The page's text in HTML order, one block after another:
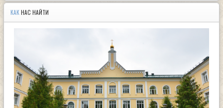
КАКНАС НАЙТИ